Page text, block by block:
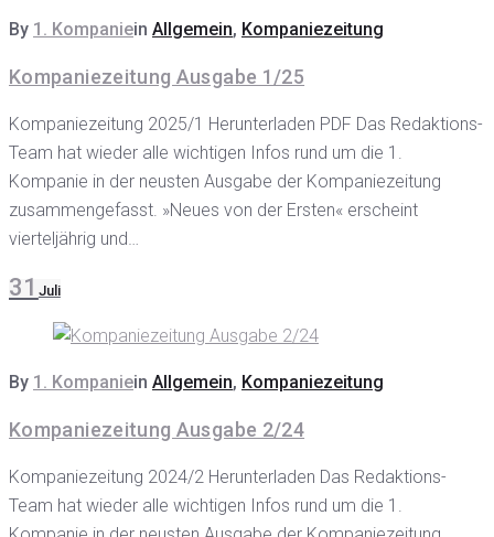
By 1. Kompaniein Allgemein, Kompaniezeitung
Kompaniezeitung Ausgabe 1/25
Kompaniezeitung 2025/1 Herunterladen PDF Das Redaktions-
Team hat wieder alle wichtigen Infos rund um die 1.
Kompanie in der neusten Ausgabe der Kompaniezeitung
zusammengefasst. »Neues von der Ersten« erscheint
vierteljährig und…
31 Juli
By 1. Kompaniein Allgemein, Kompaniezeitung
Kompaniezeitung Ausgabe 2/24
Kompaniezeitung 2024/2 Herunterladen Das Redaktions-
Team hat wieder alle wichtigen Infos rund um die 1.